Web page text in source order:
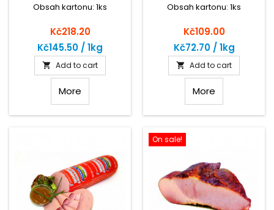
Obsah kartonu: 1ks
Price
Kč218.20
Kč145.50 / 1kg
 Add to cart
More
Obsah kartonu: 1ks
Price
Kč109.00
Kč72.70 / 1kg
 Add to cart
More
On sale!